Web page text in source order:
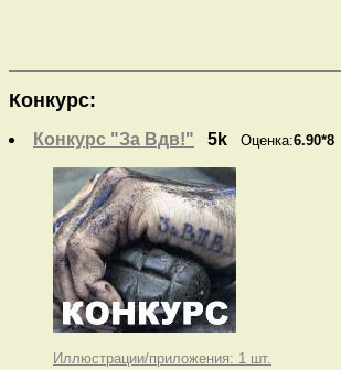
Конкурс:
Конкурс "За Вдв!" 5k Оценка:6.90*8
Иллюстрации/приложения: 1 шт.